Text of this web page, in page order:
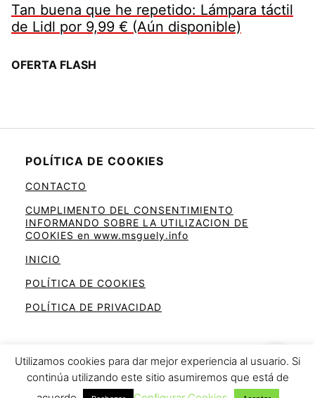
Tan buena que he repetido: Lámpara táctil
de Lidl por 9,99 € (Aún disponible)
OFERTA FLASH
POLÍTICA DE COOKIES
CONTACTO
CUMPLIMENTO DEL CONSENTIMIENTO
INFORMANDO SOBRE LA UTILIZACION DE
COOKIES en www.msguely.info
INICIO
POLÍTICA DE COOKIES
POLÍTICA DE PRIVACIDAD
Ahorra en la cesta de la compra
Utilizamos cookies para dar mejor experiencia al usuario. Si
continúa utilizando este sitio asumiremos que está de